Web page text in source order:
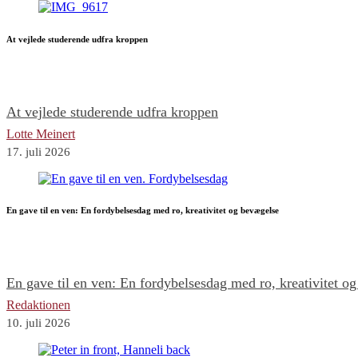
At vejlede studerende udfra kroppen
At vejlede studerende udfra kroppen
Lotte Meinert
17. juli 2026
En gave til en ven: En fordybelsesdag med ro, kreativitet og bevægelse
En gave til en ven: En fordybelsesdag med ro, kreativitet
Redaktionen
10. juli 2026